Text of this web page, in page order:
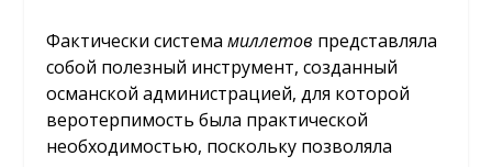
Фактически системамиллетов представляла
собой полезный инструмент, созданный
османской администрацией, для которой
веротерпимость была практической
необходимостью, поскольку позволяла